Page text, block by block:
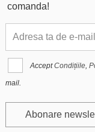
comanda!
Accept Condițiile,
mail.
Abonare